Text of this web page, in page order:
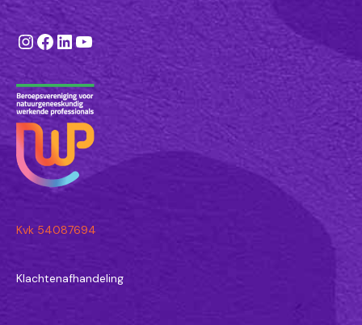
Instagram
Facebook
LinkedIn
YouTube
Kvk 54087694
Klachtenafhandeling